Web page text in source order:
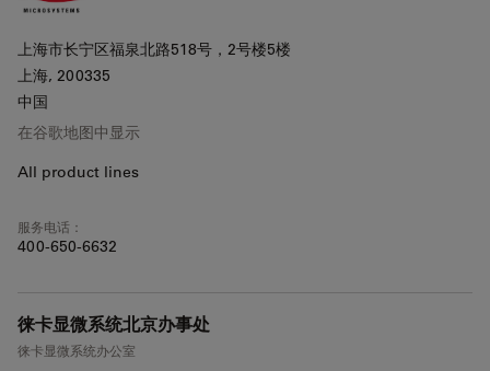
上海市长宁区福泉北路518号，2号楼5楼
上海, 200335
中国
在谷歌地图中显示
All product lines
服务电话：
400-650-6632
徕卡显微系统北京办事处
徕卡显微系统办公室